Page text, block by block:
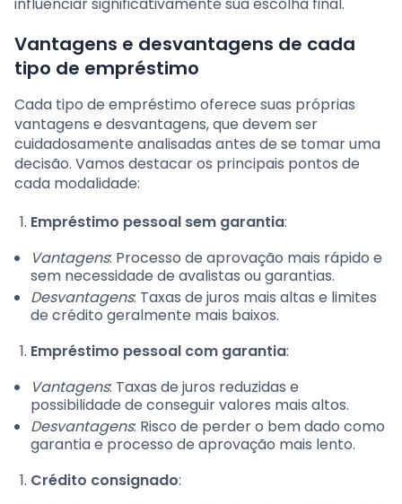
Vantagens e desvantagens de cada
tipo de empréstimo
Cada tipo de empréstimo oferece suas próprias
vantagens e desvantagens, que devem ser
cuidadosamente analisadas antes de se tomar uma
decisão. Vamos destacar os principais pontos de
cada modalidade:
Empréstimo pessoal sem garantia:
Vantagens: Processo de aprovação mais rápido e
sem necessidade de avalistas ou garantias.
Desvantagens: Taxas de juros mais altas e limites
de crédito geralmente mais baixos.
Empréstimo pessoal com garantia:
Vantagens: Taxas de juros reduzidas e
possibilidade de conseguir valores mais altos.
Desvantagens: Risco de perder o bem dado como
garantia e processo de aprovação mais lento.
Crédito consignado: